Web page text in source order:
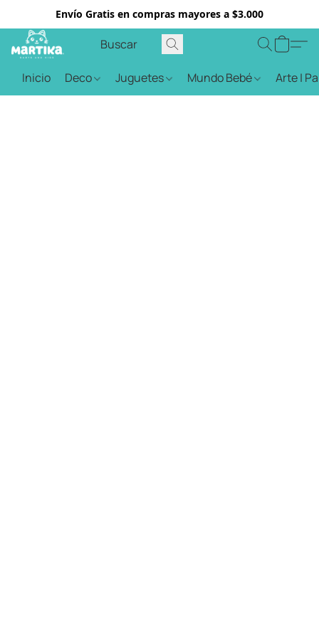
Envío Gratis en compras mayores a $3.000
Inicio Deco Juguetes Mundo Bebé Arte |